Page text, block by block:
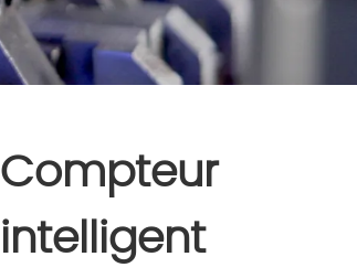
Compteur
intelligent